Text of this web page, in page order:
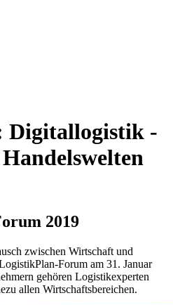
Digitallogistik -
2019
zwischen Wirtschaft und
Forum am 31. Januar
gehören Logistikexperten
allen Wirtschaftsbereichen.